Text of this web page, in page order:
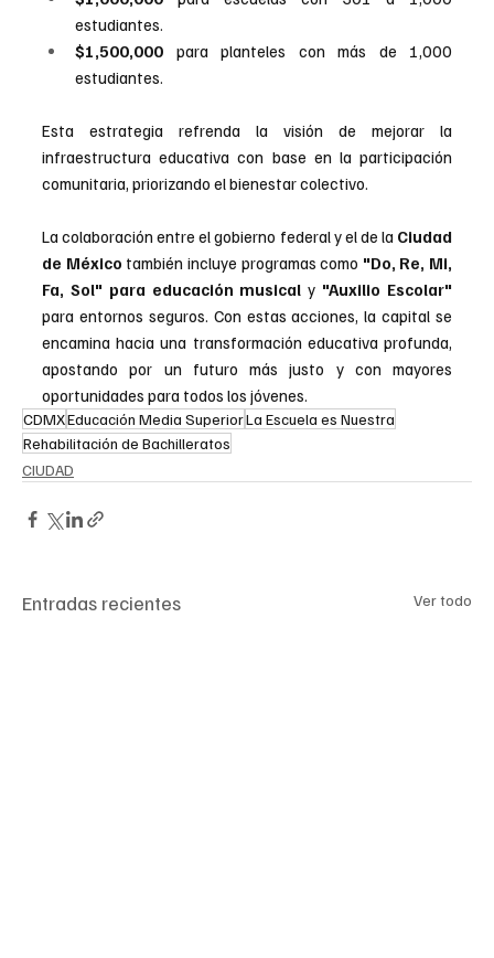
estudiantes.
$1,500,000 para planteles con más de 1,000
estudiantes.
Esta estrategia refrenda la visión de mejorar la
infraestructura educativa con base en la participación
comunitaria, priorizando el bienestar colectivo.
La colaboración entre el gobierno federal y el de la Ciudad
de México también incluye programas como "Do, Re, Mi,
Fa, Sol" para educación musical y "Auxilio Escolar"
para entornos seguros. Con estas acciones, la capital se
encamina hacia una transformación educativa profunda,
apostando por un futuro más justo y con mayores
oportunidades para todos los jóvenes.
CDMXEducación Media SuperiorLa Escuela es Nuestra
Rehabilitación de Bachilleratos
CIUDAD
Entradas recientes Ver todo